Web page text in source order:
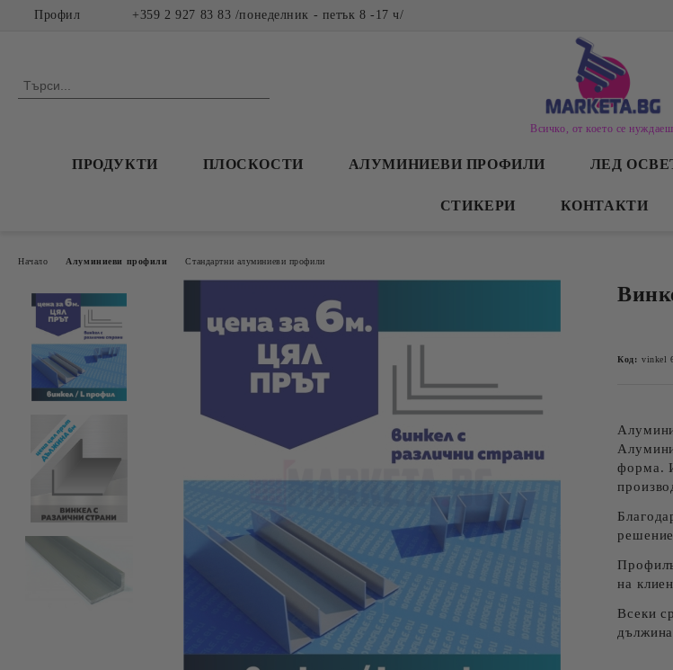
Профил +359 2 927 83 83 /понеделник - петък 8 -17 ч/
Всичко, от което се
ПРОДУКТИ ПЛОСКОСТИ АЛУМИНИЕВИ ПРОФИЛИ ЛЕД
СТИКЕРИ КОНТАКТИ
Начало Алуминиеви профили Стандартни алуминиеви профили
Код: vinkel
форма.
на
Всеки